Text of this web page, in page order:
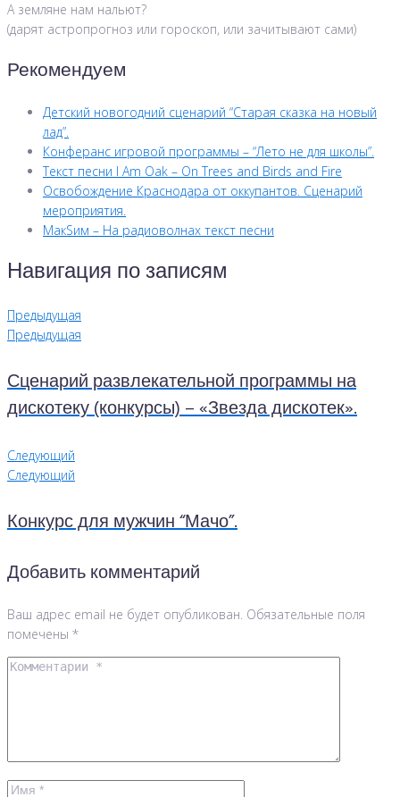
А земляне нам нальют?
(дарят астропрогноз или гороскоп, или зачитывают сами)
Рекомендуем
Детский новогодний сценарий “Старая сказка на новый
лад”.
Конферанс игровой программы – “Лето не для школы”.
Текст песни I Am Oak – On Trees and Birds and Fire
Освобождение Краснодара от оккупантов. Сценарий
мероприятия.
МакSим – На радиоволнах текст песни
Навигация по записям
Предыдущая
Предыдущая
Сценарий развлекательной программы на
дискотеку (конкурсы) – «Звезда дискотек».
Следующий
Следующий
Конкурс для мужчин “Мачо”.
Добавить комментарий
Ваш адрес email не будет опубликован. Обязательные поля
помечены *